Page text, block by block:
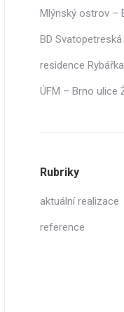
Mlýnský ostrov –
BD
residence
ÚFM – Brno ulice
Rubriky
aktuální realizace
reference